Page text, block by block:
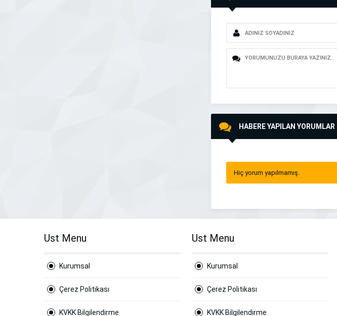
HABERE YAPILAN YORUMLAR
Hiç yorum yapılmamış.
Ust Menu
Kurumsal
Çerez Politikası
KVKK Bilgilendirme
Ust Menu
Kurumsal
Çerez Politikası
KVKK Bilgilendirme